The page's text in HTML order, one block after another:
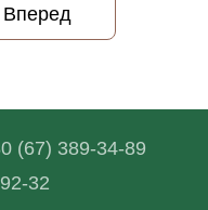
Вперед
(67) 389-34-89
32